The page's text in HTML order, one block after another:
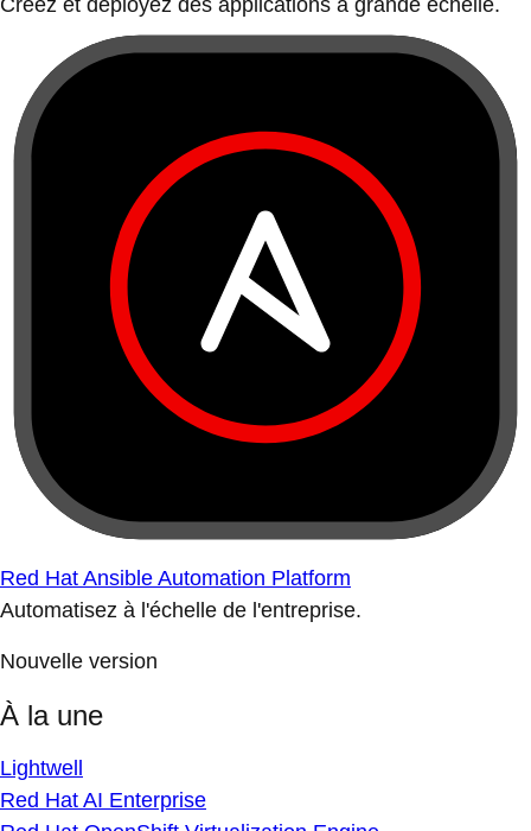
Créez et déployez des applications à grande échelle.
Red Hat Ansible Automation Platform
Automatisez à l'échelle de l'entreprise.
Nouvelle version
À la une
Lightwell
Red Hat AI Enterprise